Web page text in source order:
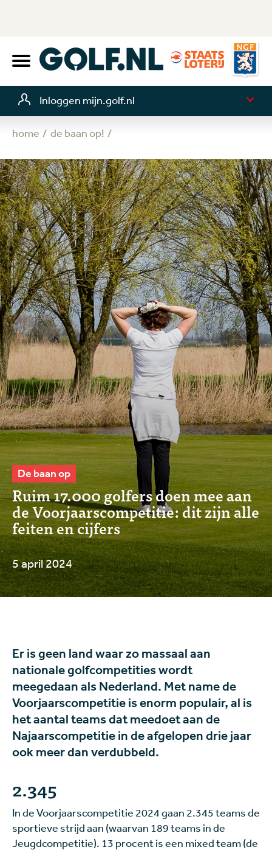
Inloggen mijn.golf.nl
home de baan op!
De baan op
Ruim 17.000 golfers doen mee aan
de Voorjaarscompetitie: dit zijn alle
feiten en cijfers
5 april 2024
Er is geen land waar zo massaal aan
nationale golfcompetities wordt
meegedaan als Nederland. Met name de
Voorjaarscompetitie is enorm populair, al is
het aantal teams dat meedoet aan de
Najaarscompetitie in de afgelopen drie jaar
ook meer dan verdubbeld.
2.345
In de Voorjaarscompetitie 2024 gaan 2.345 teams de
sportieve strijd aan (waarvan 189 teams in de
Jeugdcompetitie). 13 procent is een mixed team (de